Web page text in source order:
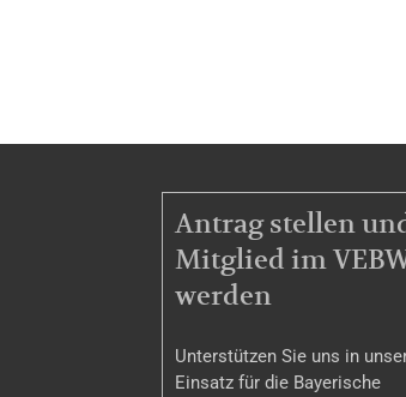
MITGLIEDSCHAFT
Antrag stellen
Mitglied im
werden
Unterstützen Sie uns in
Einsatz für die Bayerische